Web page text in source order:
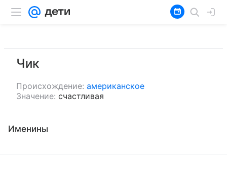
Чик
Происхождение: американское
Значение: счастливая
Именины